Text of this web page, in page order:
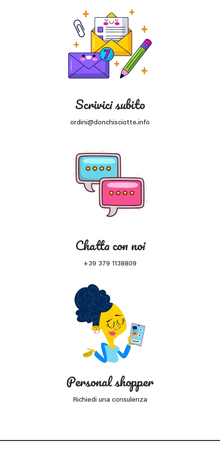
Scrivici subito
ordini@donchisciotte.info
Chatta con noi
+39 379 1138809
Personal shopper
Richiedi una consulenza